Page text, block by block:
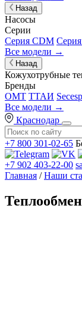
Назад
Насосы
Серии
Серия CDM
Все модели →
Назад
Кожухотрубные
Бренды
OMT ТТАИ
Все модели →
Краснодар
+7 800 301-02-65
+7 902 403-22-00
Главная /Наши